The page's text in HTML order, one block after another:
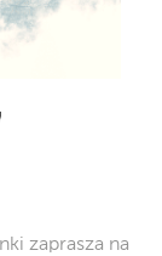
zaprasza na